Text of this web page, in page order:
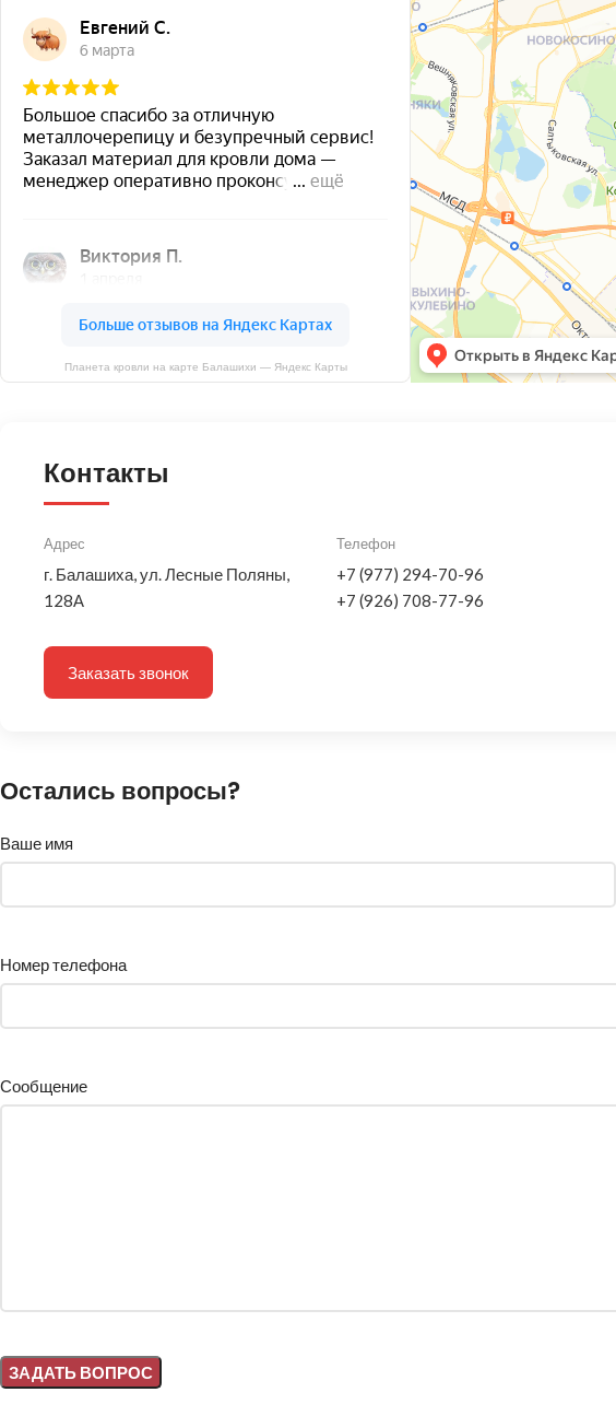
Планета кровли на карте Балашихи — Яндекс Карты
Контакты
Адрес
г. Балашиха, ул. Лесные Поляны,
128А
Телефон
+7 (977) 294-70-96
+7 (926) 708-77-96
Заказать звонок
Остались вопросы?
Ваше имя
Номер телефона
Сообщение